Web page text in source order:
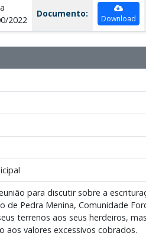
2022
Documento: Download
para discutir sobre a
de Pedra Menina, Comunidade
terrenos aos seus herdeiros,
aos valores excessivos cobrados.